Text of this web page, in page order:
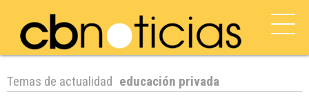
Temas de actualidad educación privada